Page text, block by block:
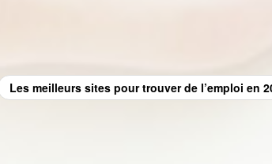
Les meilleurs sites pour trouver de l’emploi en